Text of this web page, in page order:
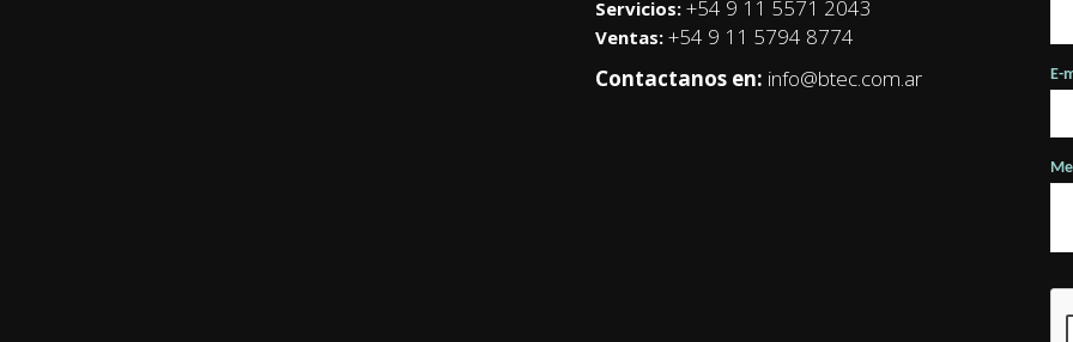
Servicios: +54 9 11 5571 2043
Ventas: +54 9 11 5794 8774
Contactanos en: info@btec.com.ar E-